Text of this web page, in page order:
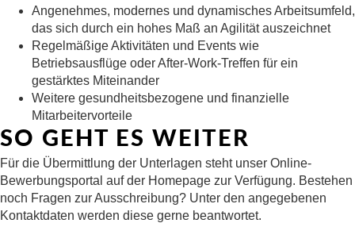
Angenehmes, modernes und dynamisches Arbeitsumfeld,
das sich durch ein hohes Maß an Agilität auszeichnet
Regelmäßige Aktivitäten und Events wie
Betriebsausflüge oder After-Work-Treffen für ein
gestärktes Miteinander
Weitere gesundheitsbezogene und finanzielle
Mitarbeitervorteile
SO GEHT ES WEITER
Für die Übermittlung der Unterlagen steht unser Online-
Bewerbungsportal auf der Homepage zur Verfügung. Bestehen
noch Fragen zur Ausschreibung? Unter den angegebenen
Kontaktdaten werden diese gerne beantwortet.